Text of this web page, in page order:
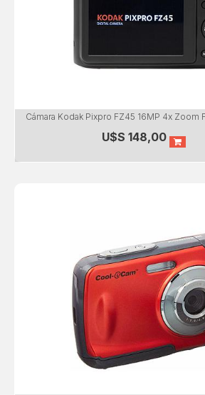
Cámara Kodak Pixpro FZ45 16MP 4x Zoom
U$S148,00